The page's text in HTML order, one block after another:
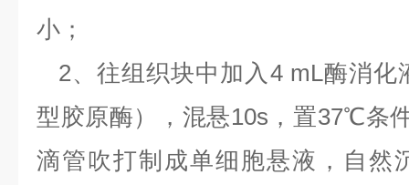
小；
2、往组织块中加入4 mL酶消化
型胶原酶），混悬10s，置37℃条
滴管吹打制成单细胞悬液，自然